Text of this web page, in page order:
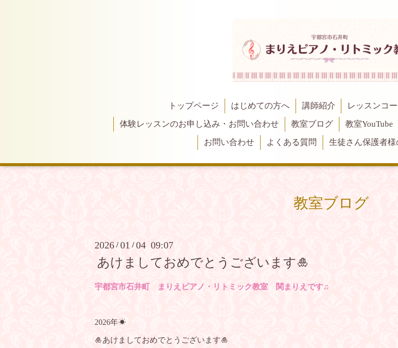
トップページ はじめての方へ 講師紹介 レッスンコ
体験レッスンのお申し込み・お問い合わせ
教室ブログ 教室YouTube
お問い合わせ
よくある質問 生徒さん保護者様
教室ブログ
2026 /01 /04 09:07
あけましておめでとうございます🎍
宇都宮市石井町 まりえピアノ・リトミック教室 関まりえです♫
2026年☀
🎍あけましておめでとうございます🎍